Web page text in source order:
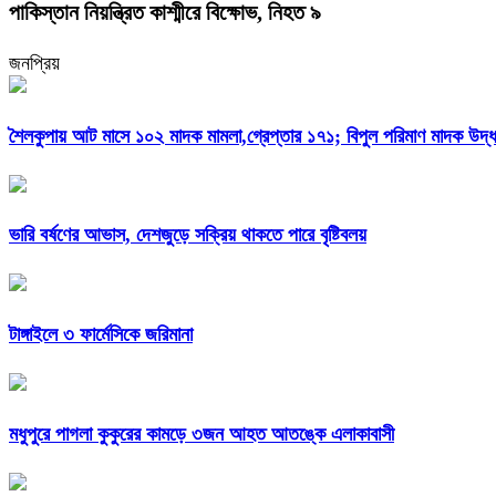
পাকিস্তান নিয়ন্ত্রিত কাশ্মীরে বিক্ষোভ, নিহত ৯
জনপ্রিয়
শৈলকুপায় আট মাসে ১০২ মাদক মামলা,গ্রেপ্তার ১৭১; বিপুল পরিমাণ মাদক
ভারি বর্ষণের আভাস, দেশজুড়ে সক্রিয় থাকতে পারে বৃষ্টিবলয়
টাঙ্গাইলে ৩ ফার্মেসিকে জরিমানা
মধুপুরে পাগলা কুকুরের কামড়ে ৩জন আহত আতঙ্কে এলাকাবাসী